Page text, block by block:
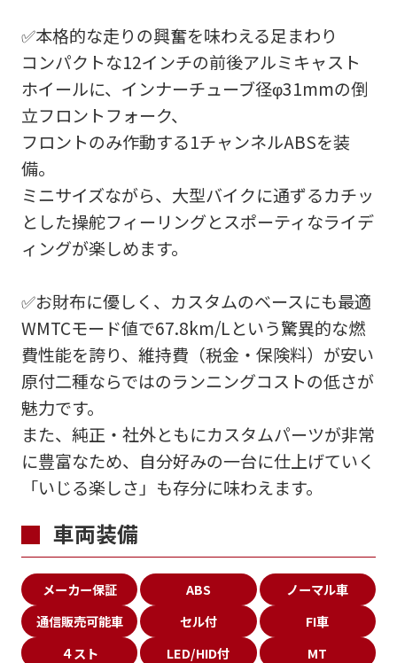
✅本格的な走りの興奮を味わえる足まわり
コンパクトな12インチの前後アルミキャスト
ホイールに、インナーチューブ径φ31mmの倒
立フロントフォーク、
フロントのみ作動する1チャンネルABSを装
備。
ミニサイズながら、大型バイクに通ずるカチッ
とした操舵フィーリングとスポーティなライデ
ィングが楽しめます。
✅お財布に優しく、カスタムのベースにも最適
WMTCモード値で67.8km/Lという驚異的な燃
費性能を誇り、維持費（税金・保険料）が安い
原付二種ならではのランニングコストの低さが
魅力です。
また、純正・社外ともにカスタムパーツが非常
に豊富なため、自分好みの一台に仕上げていく
「いじる楽しさ」も存分に味わえます。
車両装備
メーカー保証 ABS
ノーマル車
通信販売可能車
セル付
FI車
４スト
LED/HID付 MT